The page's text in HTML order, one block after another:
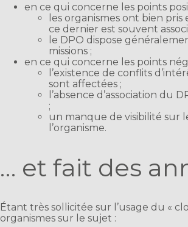
en ce qui concerne les points
les organismes ont bien
ce dernier est souvent
le DPO dispose
missions ;
en ce qui concerne les points
l’existence de conflits
sont affectées ;
l’absence d’association
;
un manque de visibilité sur
l’organisme.
… et fait des
Étant très sollicitée sur l’usage du «
organismes sur le sujet :